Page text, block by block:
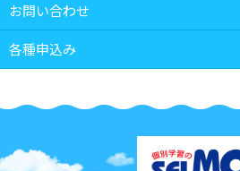
お問い合わせ
各種申込み